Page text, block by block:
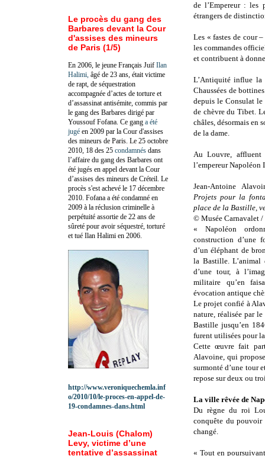
de l’Empereur : les
étrangers de
Les « fastes de cour
les commandes
et contribuent à
L’Antiquité influe la
Chaussées de
depuis le Consulat
de chèvre du Tibet.
châles, désormais en
de la dame.
Au Louvre, affluent
l’empereur Napoléon
Jean-Antoine
Projets pour la
place de la Bastille,
© Musée Carnavalet
« Napoléon
construction d’une
d’un éléphant de
la Bastille. L’animal
d’une tour, à
militaire qu’en
évocation antique
Le projet confié à
nature, réalisée par
Bastille jusqu’en
furent utilisées pour
Cette œuvre fait
Alavoine, qui
surmonté d’une tour
repose sur deux ou
La ville rêvée de
Du règne du roi
conquête du pouvoir
changé.
« Tout en
Le procès du gang des
Barbares devant la Cour
d'assises des mineurs
de Paris (1/5)
En 2006, le jeune Français Juif Ilan
Halimi, âgé de 23 ans, était victime
de rapt, de séquestration
accompagnée d’actes de torture et
d’assassinat antisémite, commis par
le gang des Barbares dirigé par
Youssouf Fofana. Ce gang a été
jugé en 2009 par la Cour d'assises
des mineurs de Paris. Le 25 octobre
2010, 18 des 25 condamnés dans
l’affaire du gang des Barbares ont
été jugés en appel devant la Cour
d’assises des mineurs de Créteil. Le
procès s'est achevé le 17 décembre
2010. Fofana a été condamné en
2009 à la réclusion criminelle à
perpétuité assortie de 22 ans de
sûreté pour avoir séquestré, torturé
et tué Ilan Halimi en 2006.
http://www.veroniquechemla.inf
o/2010/10/le-proces-en-appel-de-
19-condamnes-dans.html
Jean-Louis (Chalom)
Levy, victime d’une
tentative d’assassinat